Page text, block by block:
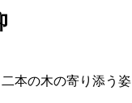
本の木の寄り添う姿